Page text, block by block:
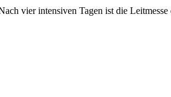
vier intensiven Tagen ist die Leitmesse